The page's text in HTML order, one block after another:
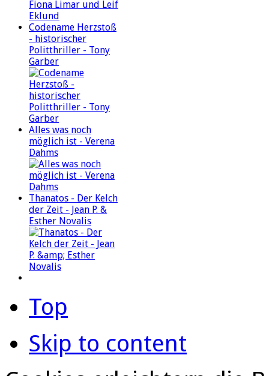
Codename Herzstoß
- historischer
Politthriller - Tony
Garber
Alles was noch
möglich ist - Verena
Dahms
Thanatos - Der Kelch
der Zeit - Jean P. &
Esther Novalis
Top
Skip to content